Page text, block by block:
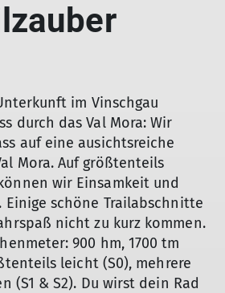
im Vinschgau
durch das Val Mora: Wir
auf eine ausichtsreiche
Mora. Auf größtenteils
wir Einsamkeit und
Einige schöne Trailabschnitte
nicht zu kurz kommen.
900 hm, 1700 tm
leicht (S0), mehrere
(S1 & S2). Du wirst dein Rad